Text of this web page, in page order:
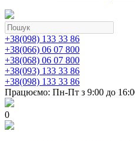
+38(098) 133 33 86
+38(066) 06 07 800
+38(068) 06 07 800
+38(093) 133 33 86
+38(098) 133 33 86
Працюємо: Пн-Пт з 9:00 до
0